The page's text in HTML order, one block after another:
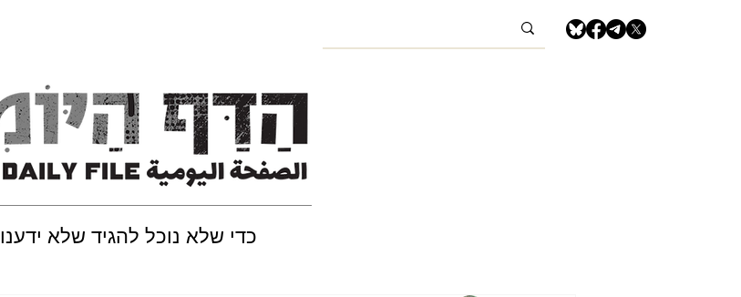
כדי שלא נוכל להגיד שלא ידענו